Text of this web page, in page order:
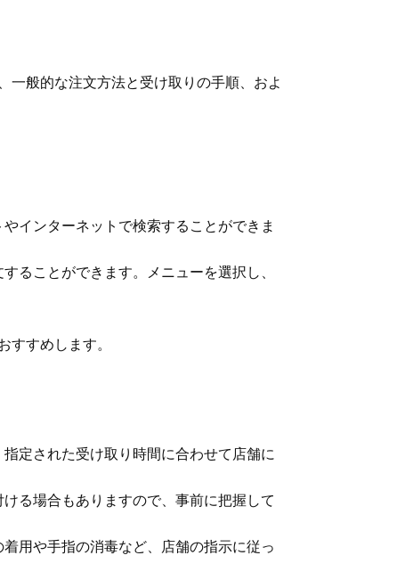
一般的な注文方法と受け取りの手順、およ
インターネットで検索することができま
ることができます。メニューを選択し、
すすめします。
定された受け取り時間に合わせて店舗に
る場合もありますので、事前に把握して
用や手指の消毒など、店舗の指示に従っ